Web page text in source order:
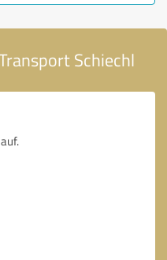
Schiechl